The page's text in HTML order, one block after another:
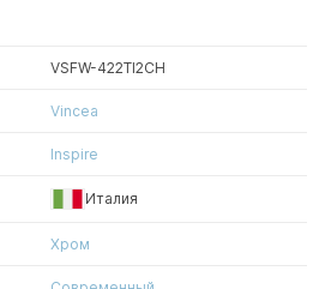
VSFW-422TI2CH
Vincea
Inspire
Италия
Хром